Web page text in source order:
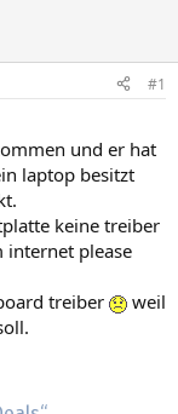
#1
und er hat
laptop besitzt
keine treiber
internet please
treiber
weil